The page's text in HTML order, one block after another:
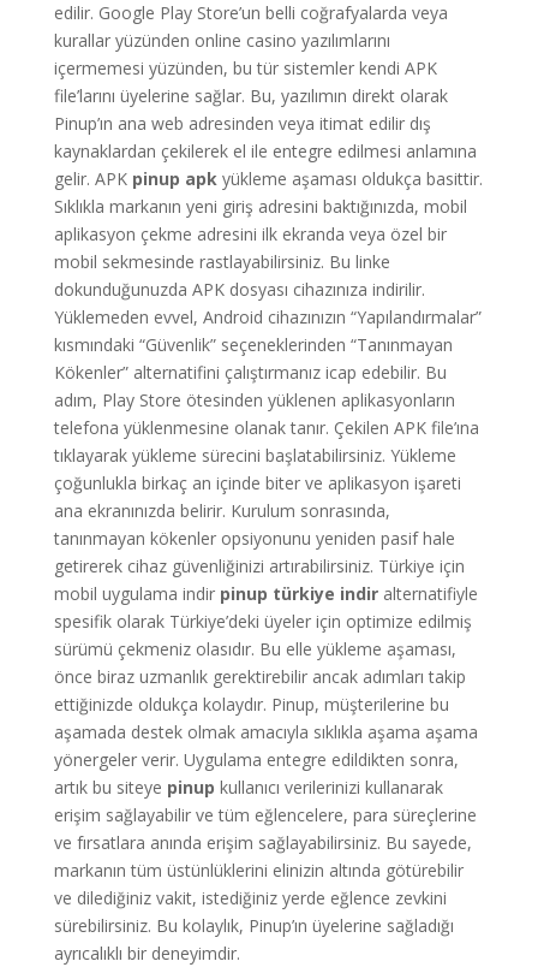
edilir. Google Play Store’un belli coğrafyalarda veya
kurallar yüzünden online casino yazılımlarını
içermemesi yüzünden, bu tür sistemler kendi APK
file’larını üyelerine sağlar. Bu, yazılımın direkt olarak
Pinup’ın ana web adresinden veya itimat edilir dış
kaynaklardan çekilerek el ile entegre edilmesi anlamına
gelir. APK pinup apkyükleme aşaması oldukça basittir.
Sıklıkla markanın yeni giriş adresini baktığınızda, mobil
aplikasyon çekme adresini ilk ekranda veya özel bir
mobil sekmesinde rastlayabilirsiniz. Bu linke
dokunduğunuzda APK dosyası cihazınıza indirilir.
Yüklemeden evvel, Android cihazınızın “Yapılandırmalar”
kısmındaki “Güvenlik” seçeneklerinden “Tanınmayan
Kökenler” alternatifini çalıştırmanız icap edebilir. Bu
adım, Play Store ötesinden yüklenen aplikasyonların
telefona yüklenmesine olanak tanır. Çekilen APK file’ına
tıklayarak yükleme sürecini başlatabilirsiniz. Yükleme
çoğunlukla birkaç an içinde biter ve aplikasyon işareti
ana ekranınızda belirir. Kurulum sonrasında,
tanınmayan kökenler opsiyonunu yeniden pasif hale
getirerek cihaz güvenliğinizi artırabilirsiniz. Türkiye için
mobil uygulama indir pinup türkiye indiralternatifiyle
spesifik olarak Türkiye’deki üyeler için optimize edilmiş
sürümü çekmeniz olasıdır. Bu elle yükleme aşaması,
önce biraz uzmanlık gerektirebilir ancak adımları takip
ettiğinizde oldukça kolaydır. Pinup, müşterilerine bu
aşamada destek olmak amacıyla sıklıkla aşama aşama
yönergeler verir. Uygulama entegre edildikten sonra,
artık bu siteye pinup kullanıcı verilerinizi kullanarak
erişim sağlayabilir ve tüm eğlencelere, para süreçlerine
ve fırsatlara anında erişim sağlayabilirsiniz. Bu sayede,
markanın tüm üstünlüklerini elinizin altında götürebilir
ve dilediğiniz vakit, istediğiniz yerde eğlence zevkini
sürebilirsiniz. Bu kolaylık, Pinup’ın üyelerine sağladığı
ayrıcalıklı bir deneyimdir.